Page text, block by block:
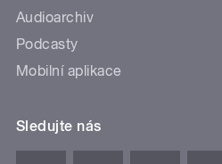
Audioarchiv
Podcasty
Mobilní aplikace
Sledujte nás